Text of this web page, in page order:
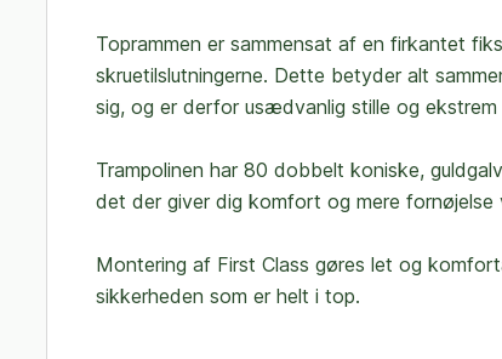
Toprammen er sammensat af en firkantet
skruetilslutningerne. Dette betyder alt
sig, og er derfor usædvanlig stille og ekstrem
Trampolinen har 80 dobbelt koniske,
det der giver dig komfort og mere
Montering af First Class gøres let og
sikkerheden som er helt i top.